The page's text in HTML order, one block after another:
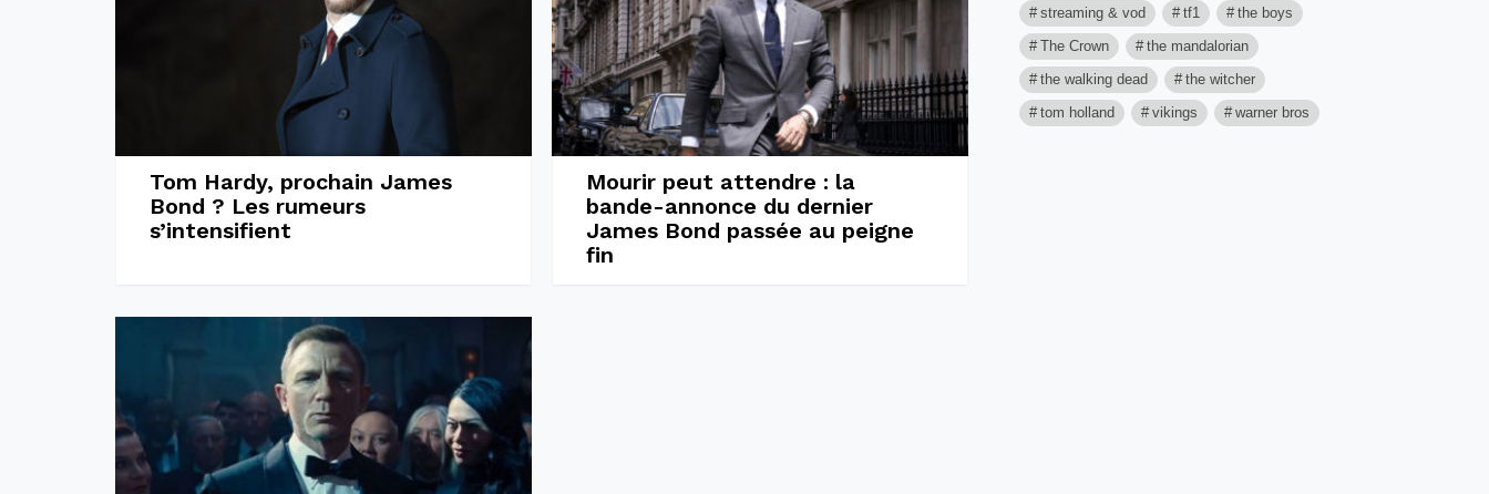
Tom Hardy, prochain James
Bond ? Les rumeurs
s’intensifient
Mourir peut attendre : la
bande-annonce du dernier
James Bond passée au peigne
fin
streaming & vod
tf1
the boys
The Crown
the mandalorian
the walking dead
the witcher
tom holland
vikings warner bros